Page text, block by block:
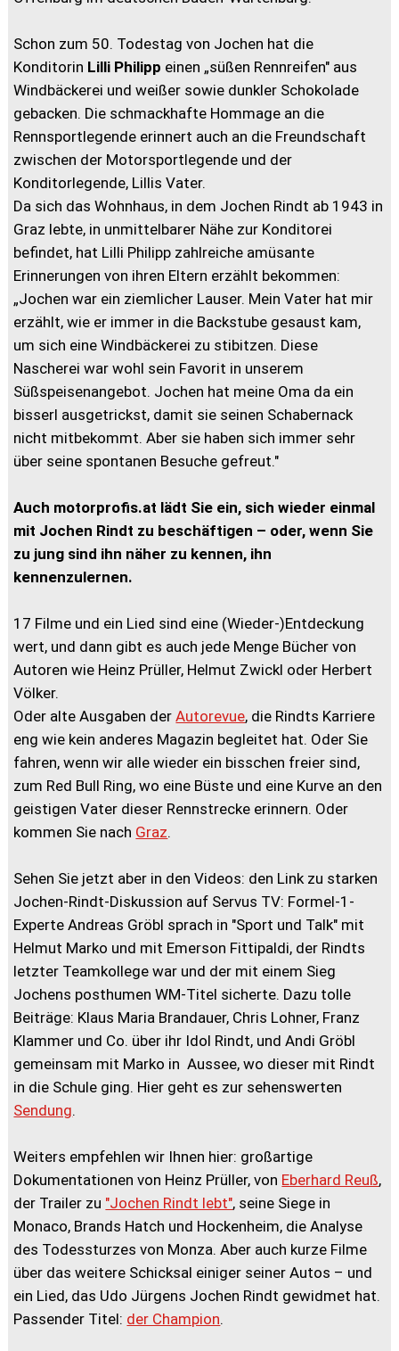
Schon zum 50. Todestag von Jochen hat die
Konditorin Lilli Philipp einen „süßen Rennreifen" aus
Windbäckerei und weißer sowie dunkler Schokolade
gebacken. Die schmackhafte Hommage an die
Rennsportlegende erinnert auch an die Freundschaft
zwischen der Motorsportlegende und der
Konditorlegende, Lillis Vater.
Da sich das Wohnhaus, in dem Jochen Rindt ab 1943 in
Graz lebte, in unmittelbarer Nähe zur Konditorei
befindet, hat Lilli Philipp zahlreiche amüsante
Erinnerungen von ihren Eltern erzählt bekommen:
„Jochen war ein ziemlicher Lauser. Mein Vater hat mir
erzählt, wie er immer in die Backstube gesaust kam,
um sich eine Windbäckerei zu stibitzen. Diese
Nascherei war wohl sein Favorit in unserem
Süßspeisenangebot. Jochen hat meine Oma da ein
bisserl ausgetrickst, damit sie seinen Schabernack
nicht mitbekommt. Aber sie haben sich immer sehr
über seine spontanen Besuche gefreut."
Auch motorprofis.at lädt Sie ein, sich wieder einmal
mit Jochen Rindt zu beschäftigen – oder, wenn Sie
zu jung sind ihn näher zu kennen, ihn
kennenzulernen.
17 Filme und ein Lied sind eine (Wieder-)Entdeckung
wert, und dann gibt es auch jede Menge Bücher von
Autoren wie Heinz Prüller, Helmut Zwickl oder Herbert
Völker.
Oder alte Ausgaben derAutorevue, die Rindts Karriere
eng wie kein anderes Magazin begleitet hat. Oder Sie
fahren, wenn wir alle wieder ein bisschen freier sind,
zum Red Bull Ring, wo eine Büste und eine Kurve an den
geistigen Vater dieser Rennstrecke erinnern. Oder
kommen Sie nach Graz.
Sehen Sie jetzt aber in den Videos: den Link zu starken
Jochen-Rindt-Diskussion auf Servus TV: Formel-1-
Experte Andreas Gröbl sprach in "Sport und Talk" mit
Helmut Marko und mit Emerson Fittipaldi, der Rindts
letzter Teamkollege war und der mit einem Sieg
Jochens posthumen WM-Titel sicherte. Dazu tolle
Beiträge: Klaus Maria Brandauer, Chris Lohner, Franz
Klammer und Co. über ihr Idol Rindt, und Andi Gröbl
gemeinsam mit Marko in Aussee, wo dieser mit Rindt
in die Schule ging. Hier geht es zur sehenswerten
Sendung.
Weiters empfehlen wir Ihnen hier: großartige
Dokumentationen von Heinz Prüller, von Eberhard Reuß,
der Trailer zu "Jochen Rindt lebt", seine Siege in
Monaco, Brands Hatch und Hockenheim, die Analyse
des Todessturzes von Monza. Aber auch kurze Filme
über das weitere Schicksal einiger seiner Autos – und
ein Lied, das Udo Jürgens Jochen Rindt gewidmet hat.
Passender Titel: der Champion.